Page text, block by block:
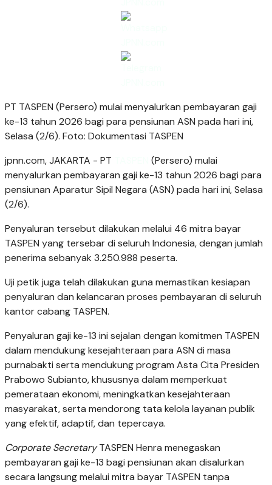
PT TASPEN (Persero) mulai menyalurkan pembayaran gaji
ke-13 tahun 2026 bagi para pensiunan ASN pada hari ini,
Selasa (2/6). Foto: Dokumentasi TASPEN
jpnn.com, JAKARTA - PT
(Persero) mulai
menyalurkan pembayaran gaji ke-13 tahun 2026 bagi para
pensiunan Aparatur Sipil Negara (ASN) pada hari ini, Selasa
(2/6).
Penyaluran tersebut dilakukan melalui 46 mitra bayar
TASPEN yang tersebar di seluruh Indonesia, dengan jumlah
penerima sebanyak 3.250.988 peserta.
Uji petik juga telah dilakukan guna memastikan kesiapan
penyaluran dan kelancaran proses pembayaran di seluruh
kantor cabang TASPEN.
Penyaluran gaji ke-13 ini sejalan dengan komitmen TASPEN
dalam mendukung kesejahteraan para ASN di masa
purnabakti serta mendukung program Asta Cita Presiden
Prabowo Subianto, khususnya dalam memperkuat
pemerataan ekonomi, meningkatkan kesejahteraan
masyarakat, serta mendorong tata kelola layanan publik
yang efektif, adaptif, dan tepercaya.
Corporate SecretaryTASPEN Henra menegaskan
pembayaran gaji ke-13 bagi pensiunan akan disalurkan
secara langsung melalui mitra bayar TASPEN tanpa